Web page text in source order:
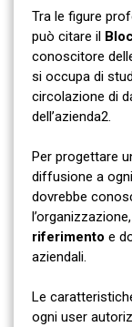
Tra le figure
può citare il
conoscitore
si occupa di
circolazione di
dell’azienda2.
Per progettare
diffusione a ogni
dovrebbe
riferimento e
aziendali.
Le
ogni user